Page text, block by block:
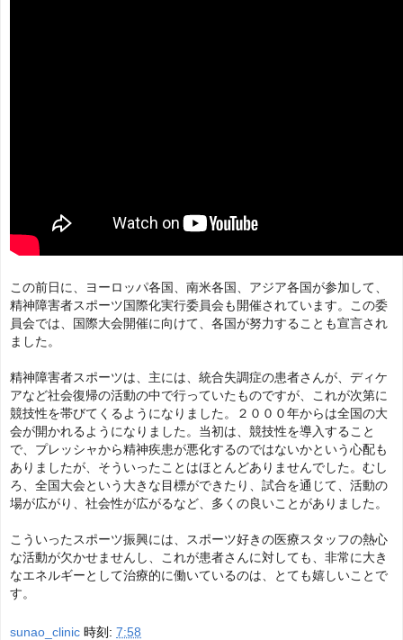
この前日に、ヨーロッパ各国、南米各国、アジア各国が参加して、
精神障害者スポーツ国際化実行委員会も 開催されています。この委
員会では、国際大会開催に向けて、各国が努力することも宣言され
ました。
精神障害者スポーツは、主には、統合失調症の患者さんが、ディケ
アなど社会復帰の活動の中で行っていたものですが、これが次第に
競技性を帯びてくるようになりました。２０００年からは全国の大
会が開かれるようになりました。当初は、競技性を導入すること
で、プレッシャから精神疾患が悪化するのではないかという心配も
ありましたが、そういったことはほとんどありませんでした。むし
ろ、全国大会という大きな目標ができたり、試合を通じて、活動の
場が広がり、社会性が広がるなど、多くの良いことがありました。
こういったスポーツ振興には、スポーツ好きの医療スタッフの熱心
な活動が欠かせませんし、これが患者さんに対しても、非常に大き
なエネルギーとして治療的に働いているのは、とても嬉しいことで
す。
sunao_clinic 時刻: 7:58